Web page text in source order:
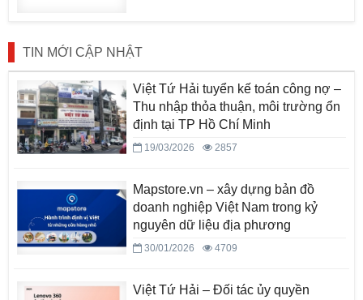
TIN MỚI CẬP NHẬT
Việt Tứ Hải tuyển kế toán công nợ –
Thu nhập thỏa thuận, môi trường ổn
định tại TP Hồ Chí Minh
19/03/2026 2857
Mapstore.vn – xây dựng bản đồ
doanh nghiệp Việt Nam trong kỷ
nguyên dữ liệu địa phương
30/01/2026 4709
Việt Tứ Hải – Đối tác ủy quyền